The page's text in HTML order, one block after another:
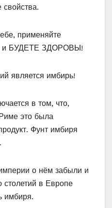
свойства.
применяйте
и БУДЕТЕ ЗДОРОВЫ!
является имбирь!
в том, что,
это была
Фунт имбиря
о нём забыли и
столетий в Европе
имбиря.